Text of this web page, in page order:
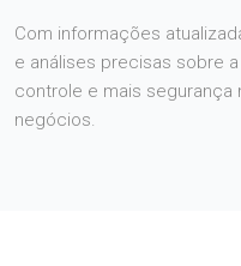
Com informações
e análises precisas sobre
controle e mais segurança
negócios.